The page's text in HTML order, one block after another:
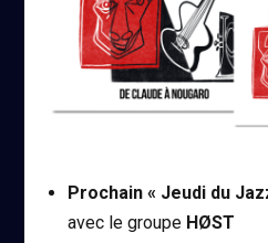
Prochain « Jeudi du
avec le groupe HØST